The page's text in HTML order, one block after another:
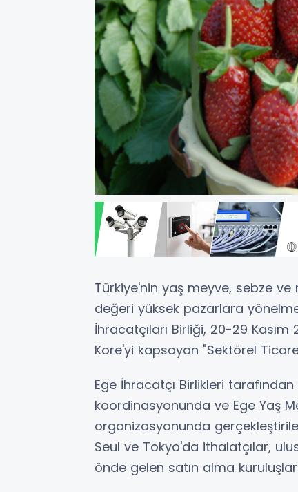
Türkiye'nin yaş meyve, sebze
değeri yüksek pazarlara
İhracatçıları Birliği, 20-29
Kore'yi kapsayan "Sektörel
Ege İhracatçı Birlikleri
koordinasyonunda ve Ege Yaş
organizasyonunda
Seul ve Tokyo'da ithalatçılar,
önde gelen satın alma